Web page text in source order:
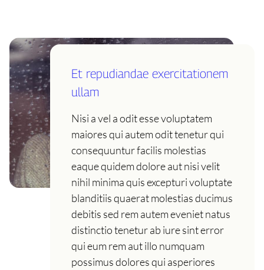
Et repudiandae exercitationem
ullam
Nisi a vel a odit esse voluptatem
maiores qui autem odit tenetur qui
consequuntur facilis molestias
eaque quidem dolore aut nisi velit
nihil minima quis excepturi voluptate
blanditiis quaerat molestias ducimus
debitis sed rem autem eveniet natus
distinctio tenetur ab iure sint error
qui eum rem aut illo numquam
possimus dolores qui asperiores